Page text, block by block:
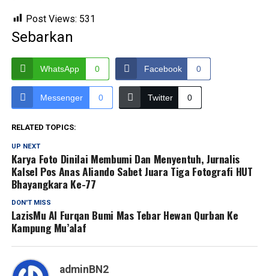
Post Views: 531
Sebarkan
WhatsApp 0 Facebook 0
Messenger 0 Twitter 0
RELATED TOPICS:
UP NEXT
Karya Foto Dinilai Membumi Dan Menyentuh, Jurnalis
Kalsel Pos Anas Aliando Sabet Juara Tiga Fotografi HUT
Bhayangkara Ke-77
DON'T MISS
LazisMu Al Furqan Bumi Mas Tebar Hewan Qurban Ke
Kampung Mu’alaf
adminBN2